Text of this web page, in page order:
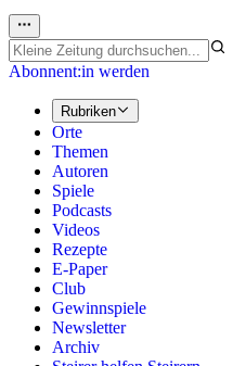
Abonnent:in werden
Rubriken
Orte
Themen
Autoren
Spiele
Podcasts
Videos
Rezepte
E-Paper
Club
Gewinnspiele
Newsletter
Archiv